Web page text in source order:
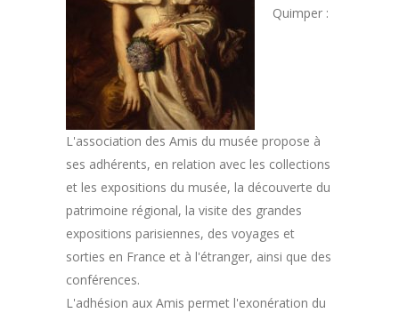
Quimper :
L'association des Amis du musée propose à
ses adhérents, en relation avec les collections
et les expositions du musée, la découverte du
patrimoine régional, la visite des grandes
expositions parisiennes, des voyages et
sorties en France et à l'étranger, ainsi que des
conférences.
L'adhésion aux Amis permet l'exonération du